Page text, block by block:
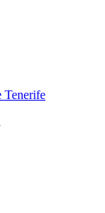
Tenerife